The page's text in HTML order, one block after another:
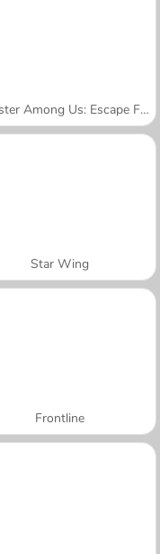
Imposter Among Us: Escape From Prison
Star Wing
Frontline